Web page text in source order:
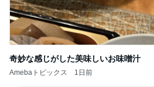
奇妙な感じがした美味しいお味噌汁
Amebaトピックス 1日前